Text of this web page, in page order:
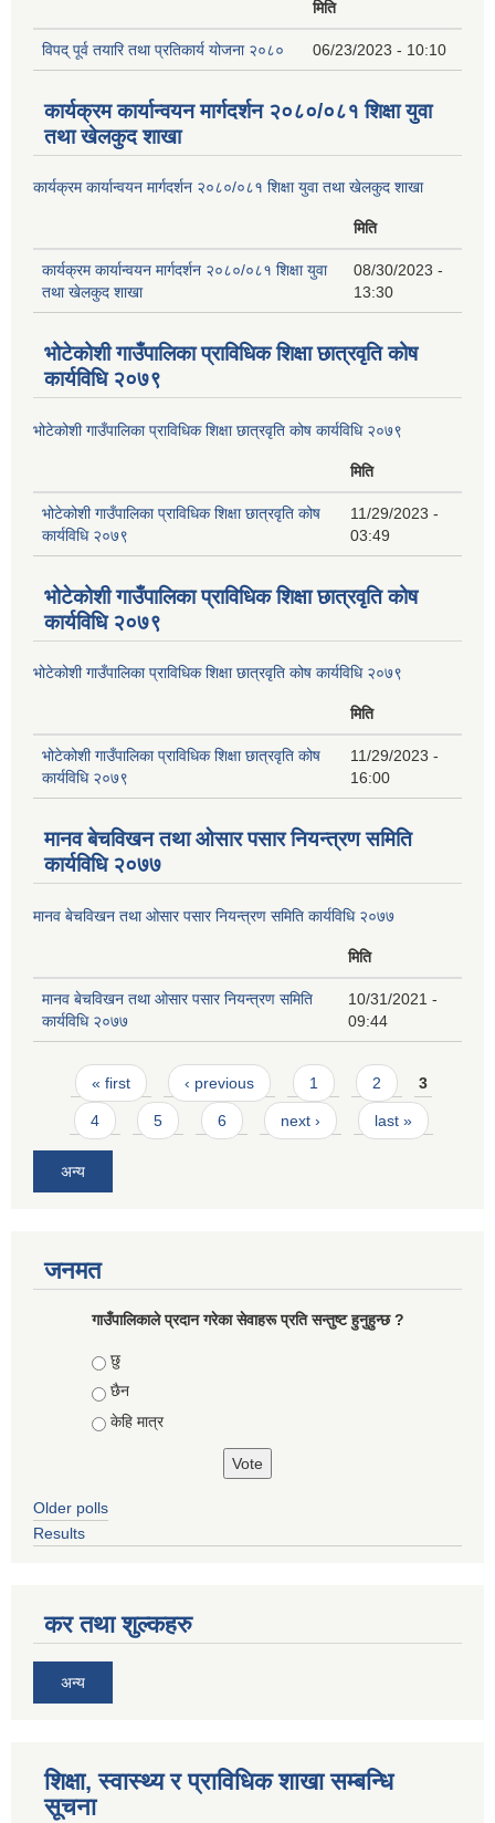
मिति
विपद् पूर्व तयारि तथा प्रतिकार्य योजना २०८० 06/23/2023 - 10:10
कार्यक्रम कार्यान्वयन मार्गदर्शन २०८०/०८१ शिक्षा युवा
तथा खेलकुद शाखा
कार्यक्रम कार्यान्वयन मार्गदर्शन २०८०/०८१ शिक्षा युवा तथा खेलकुद शाखा
मिति
कार्यक्रम कार्यान्वयन मार्गदर्शन २०८०/०८१ शिक्षा युवा
तथा खेलकुद शाखा
08/30/2023 -
13:30
भोटेकोशी गाउँपालिका प्राविधिक शिक्षा छात्रवृति कोष
कार्यविधि २०७९
भोटेकोशी गाउँपालिका प्राविधिक शिक्षा छात्रवृति कोष कार्यविधि २०७९
मिति
भोटेकोशी गाउँपालिका प्राविधिक शिक्षा छात्रवृति कोष
कार्यविधि २०७९
11/29/2023 -
03:49
भोटेकोशी गाउँपालिका प्राविधिक शिक्षा छात्रवृति कोष
कार्यविधि २०७९
भोटेकोशी गाउँपालिका प्राविधिक शिक्षा छात्रवृति कोष कार्यविधि २०७९
मिति
भोटेकोशी गाउँपालिका प्राविधिक शिक्षा छात्रवृति कोष
कार्यविधि २०७९
11/29/2023 -
16:00
मानव बेचविखन तथा ओसार पसार नियन्त्रण समिति
कार्यविधि २०७७
मानव बेचविखन तथा ओसार पसार नियन्त्रण समिति कार्यविधि २०७७
मिति
मानव बेचविखन तथा ओसार पसार नियन्त्रण समिति
कार्यविधि २०७७
10/31/2021 -
09:44
Pages
« first ‹ previous 1 2 3
4 5 6 next › last »
अन्य
जनमत
गाउँपालिकाले प्रदान गरेका सेवाहरू प्रति सन्तुष्ट हुनुहुन्छ ?
Choices
छु
छैन
केहि मात्र
Older polls
Results
कर तथा शुल्कहरु
अन्य
शिक्षा, स्वास्थ्य र प्राविधिक शाखा सम्बन्धि
सूचना